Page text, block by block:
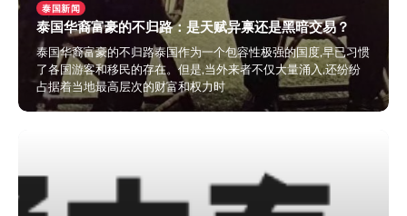
泰国新闻
泰国华裔富豪的不归路：是天赋异禀还是黑暗交易？
泰国华裔富豪的不归路泰国作为一个包容性极强的国度,早已习惯
了各国游客和移民的存在。但是,当外来者不仅大量涌入,还纷纷
占据着当地最高层次的财富和权力时
2024年11月18日